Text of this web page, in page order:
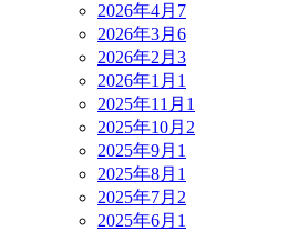
2026年4月 7
2026年3月 6
2026年2月 3
2026年1月 1
2025年11月 1
2025年10月 2
2025年9月 1
2025年8月 1
2025年7月 2
2025年6月 1